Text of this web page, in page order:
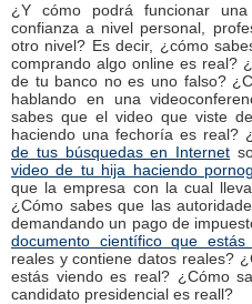
¿Y cómo podrá funcionar
confianza a nivel personal,
otro nivel? Es decir, ¿cómo
comprando algo online es real?
de tu banco no es uno falso?
hablando en una
sabes que el video que viste
haciendo una fechoría es real?
de tus búsquedas en Internet
video de tu hija haciendo
que la empresa con la cual
¿Cómo sabes que las
demandando un pago de
documento científico que estás
reales y contiene datos reales?
estás viendo es real? ¿Cómo
candidato presidencial es reall?